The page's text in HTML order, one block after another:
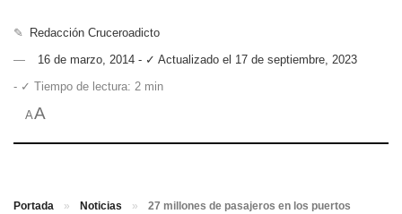
✎
Redacción Cruceroadicto
16 de marzo, 2014 - ✓ Actualizado el 17 de septiembre, 2023
- ✓ Tiempo de lectura: 2 min
AA
Portada » Noticias »
27 millones de pasajeros en los puertos